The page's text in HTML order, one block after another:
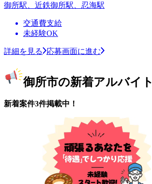
御所駅、近鉄御所駅、忍海駅
交通費支給
未経験OK
詳細を見る 応募画面に進む
御所市の新着アルバイト
新着案件3件掲載中！